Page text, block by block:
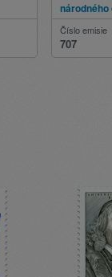
národného
Číslo emisie
707